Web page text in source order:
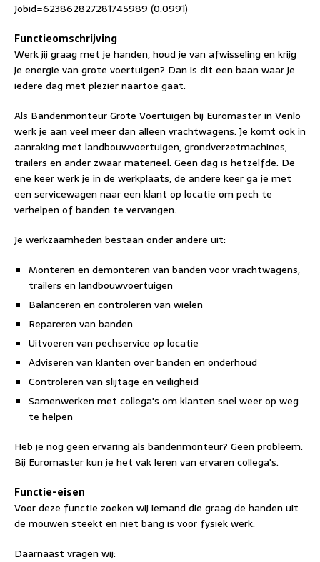
Jobid=623862827281745989 (0.0991)
Functieomschrijving
Werk jij graag met je handen, houd je van afwisseling en krijg
je energie van grote voertuigen? Dan is dit een baan waar je
iedere dag met plezier naartoe gaat.
Als Bandenmonteur Grote Voertuigen bij Euromaster in Venlo
werk je aan veel meer dan alleen vrachtwagens. Je komt ook in
aanraking met landbouwvoertuigen, grondverzetmachines,
trailers en ander zwaar materieel. Geen dag is hetzelfde. De
ene keer werk je in de werkplaats, de andere keer ga je met
een servicewagen naar een klant op locatie om pech te
verhelpen of banden te vervangen.
Je werkzaamheden bestaan onder andere uit:
Monteren en demonteren van banden voor vrachtwagens,
trailers en landbouwvoertuigen
Balanceren en controleren van wielen
Repareren van banden
Uitvoeren van pechservice op locatie
Adviseren van klanten over banden en onderhoud
Controleren van slijtage en veiligheid
Samenwerken met collega's om klanten snel weer op weg
te helpen
Heb je nog geen ervaring als bandenmonteur? Geen probleem.
Bij Euromaster kun je het vak leren van ervaren collega's.
Functie-eisen
Voor deze functie zoeken wij iemand die graag de handen uit
de mouwen steekt en niet bang is voor fysiek werk.
Daarnaast vragen wij: